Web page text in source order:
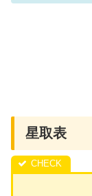
星取表